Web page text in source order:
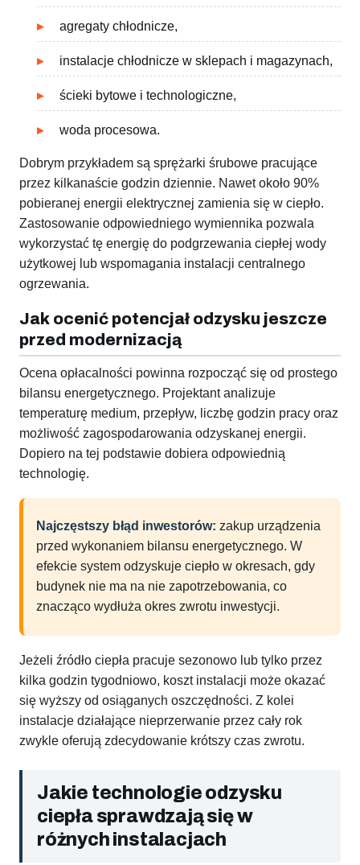
agregaty chłodnicze,
instalacje chłodnicze w sklepach i magazynach,
ścieki bytowe i technologiczne,
woda procesowa.
Dobrym przykładem są sprężarki śrubowe pracujące
przez kilkanaście godzin dziennie. Nawet około 90%
pobieranej energii elektrycznej zamienia się w ciepło.
Zastosowanie odpowiedniego wymiennika pozwala
wykorzystać tę energię do podgrzewania ciepłej wody
użytkowej lub wspomagania instalacji centralnego
ogrzewania.
Jak ocenić potencjał odzysku jeszcze
przed modernizacją
Ocena opłacalności powinna rozpocząć się od prostego
bilansu energetycznego. Projektant analizuje
temperaturę medium, przepływ, liczbę godzin pracy oraz
możliwość zagospodarowania odzyskanej energii.
Dopiero na tej podstawie dobiera odpowiednią
technologię.
Najczęstszy błąd inwestorów: zakup urządzenia
przed wykonaniem bilansu energetycznego. W
efekcie system odzyskuje ciepło w okresach, gdy
budynek nie ma na nie zapotrzebowania, co
znacząco wydłuża okres zwrotu inwestycji.
Jeżeli źródło ciepła pracuje sezonowo lub tylko przez
kilka godzin tygodniowo, koszt instalacji może okazać
się wyższy od osiąganych oszczędności. Z kolei
instalacje działające nieprzerwanie przez cały rok
zwykle oferują zdecydowanie krótszy czas zwrotu.
Jakie technologie odzysku
ciepła sprawdzają się w
różnych instalacjach